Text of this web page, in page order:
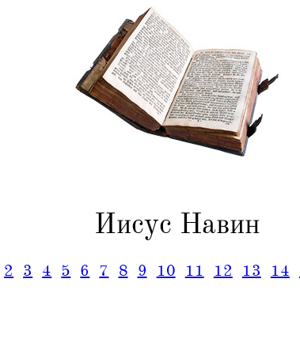
Иисус Навин
2 3 4 5 6 7 8 9 10 11 12 13 14